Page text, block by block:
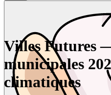
Villes Futures
municipales
climatiques